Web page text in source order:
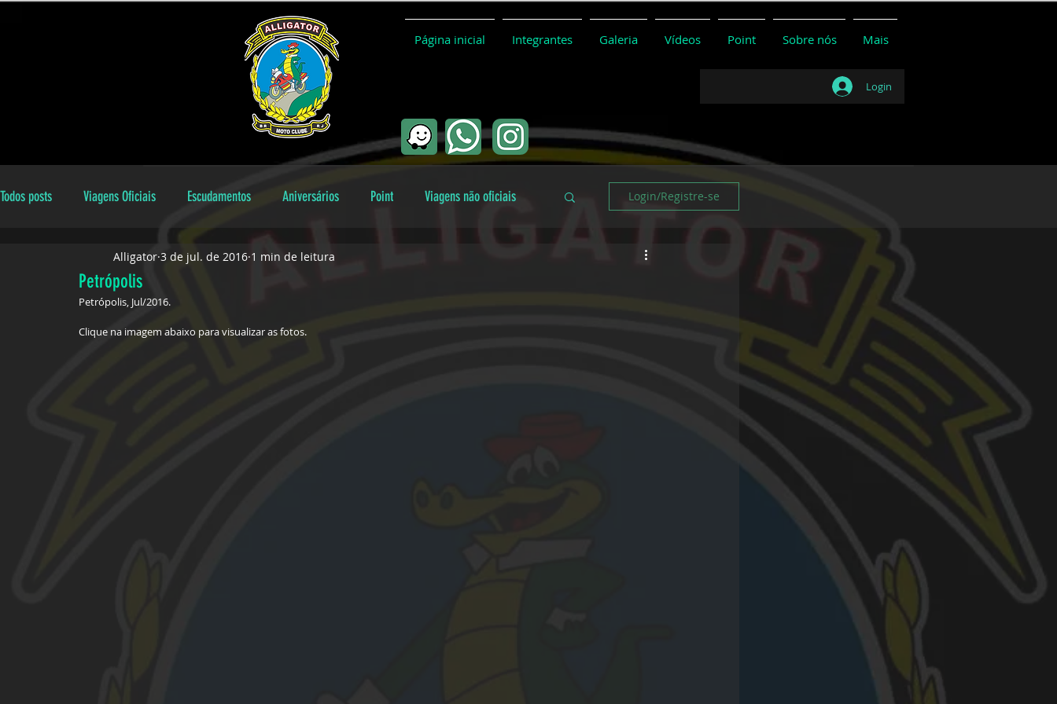
Página inicial Integrantes Galeria Vídeos Point Sobre nós Mais
Login
Todos posts Viagens Oficiais Escudamentos Aniversários Point Viagens não oficiais
Aniversariantes galeria Dicas
Login/Registre-se
Petrópolis
Alligator 3 de jul. de 2016 1 min de leitura
Petrópolis, Jul/2016.
Clique na imagem abaixo para visualizar as fotos.